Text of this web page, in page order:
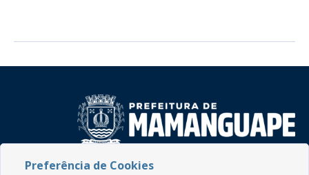
Rua do Imperador, 78, Centro
Preferência de Cookies